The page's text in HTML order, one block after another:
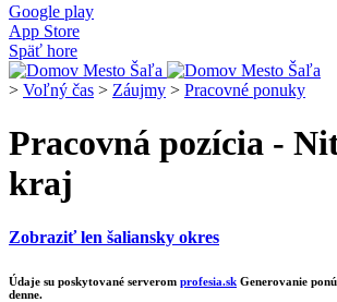
Google play
App Store
Späť hore
> Voľný čas > Záujmy > Pracovné ponuky
Pracovná pozícia -
kraj
Zobraziť len šaliansky okres
Údaje su poskytované serverom profesia.sk Generovanie
denne.